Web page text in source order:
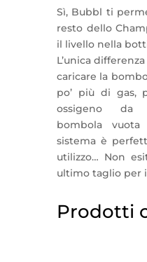
Sì, Bubbl ti
resto dello
il livello nella
L’unica
caricare la
po’ più di gas,
ossigeno da
bombola
sistema è
utilizzo… Non
ultimo taglio per
Prodotti